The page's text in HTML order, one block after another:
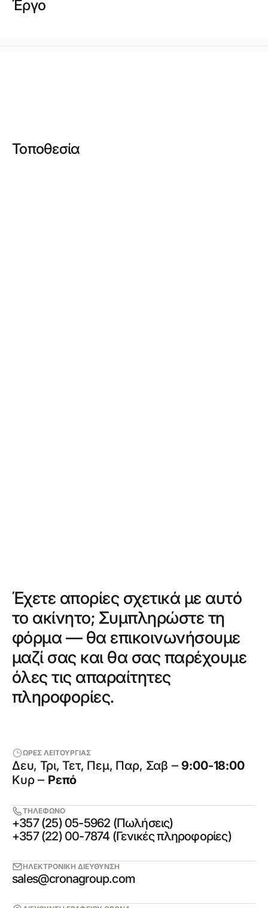
Έργο
Τοποθεσία
Έχετε απορίες σχετικά με αυτό
το ακίνητο; Συμπληρώστε τη
φόρμα — θα επικοινωνήσουμε
μαζί σας και θα σας παρέχουμε
όλες τις απαραίτητες
πληροφορίες.
ΩΡΕΣ ΛΕΙΤΟΥΡΓΙΑΣ
Δευ, Τρι, Τετ, Πεμ, Παρ, Σαβ ‒9:00-18:00
Κυρ ‒ Ρεπό
ΤΗΛΕΦΩΝΟ
+357 (25) 05-5962 (Πωλήσεις)
+357 (22) 00-7874 (Γενικές πληροφορίες)
ΗΛΕΚΤΡΟΝΙΚΗ ΔΙΕΥΘΥΝΣΗ
sales@cronagroup.com